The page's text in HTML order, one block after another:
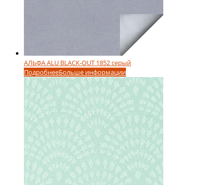
АЛЬФА ALU BLACK-OUT 1852 серый
ПодробнееБольше информации